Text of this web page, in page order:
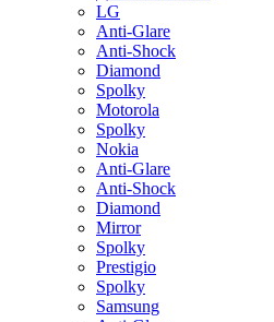
LG
Anti-Glare
Anti-Shock
Diamond
Spolky
Motorola
Spolky
Nokia
Anti-Glare
Anti-Shock
Diamond
Mirror
Spolky
Prestigio
Spolky
Samsung